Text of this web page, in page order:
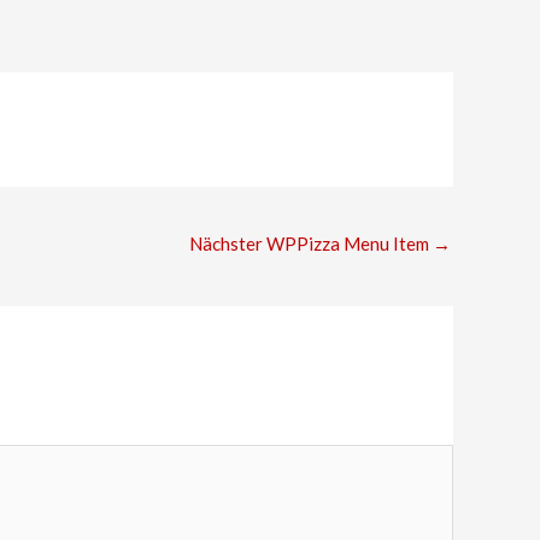
Nächster WPPizza Menu Item →